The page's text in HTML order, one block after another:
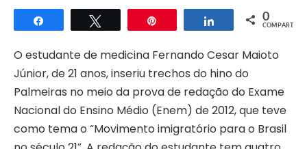
Compartilhar Compartilhar
0
COMPART.
O estudante de medicina Fernando Cesar Maioto
Júnior, de 21 anos, inseriu trechos do hino do
Palmeiras no meio da prova de redação do Exame
Nacional do Ensino Médio (Enem) de 2012, que teve
como tema o “Movimento imigratório para o Brasil